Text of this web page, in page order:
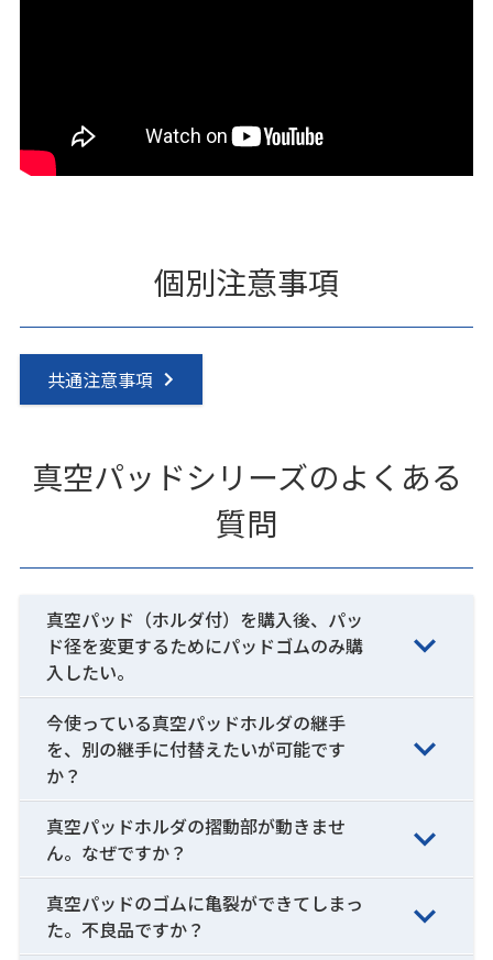
個別注意事項
共通注意事項
真空パッドシリーズのよくある
質問
真空パッド（ホルダ付）を購入後、パッ
ド径を変更するためにパッドゴムのみ購
入したい。
今使っている真空パッドホルダの継手
を、別の継手に付替えたいが可能です
か？
真空パッドホルダの摺動部が動きませ
ん。なぜですか？
真空パッドのゴムに亀裂ができてしまっ
た。不良品ですか？